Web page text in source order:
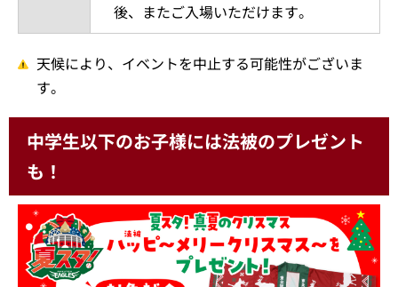
後、またご入場いただけます。
天候により、イベントを中止する可能性がございま
す。
中学生以下のお子様には法被のプレゼント
も！